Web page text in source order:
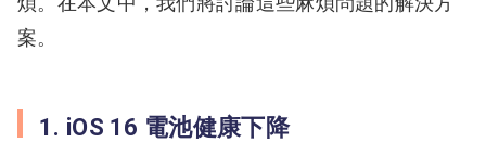
案。
1. iOS 16 電池健康下降